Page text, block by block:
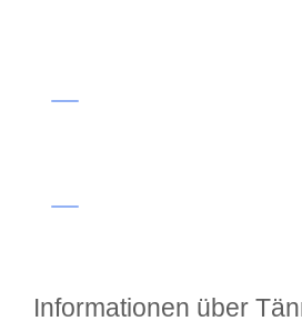
Informationen über